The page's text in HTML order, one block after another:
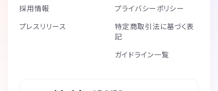
採用情報
プレスリリース
プライバシーポリシー
特定商取引法に基づく表
記
ガイドライン一覧